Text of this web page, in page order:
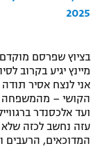
2025
בציוץ שפרסם
מיינץ יגיע בקרוב
אני לנצח אסיר
הקושי – מהמשפחה
ועד אלכסנדר
עזה נחשב לכזה שלא
המדוכאים, הרעבים